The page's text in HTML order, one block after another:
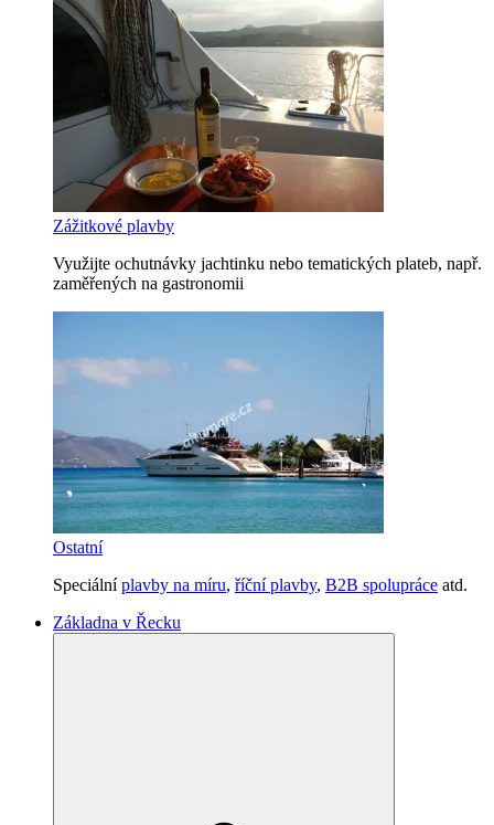
Zážitkové plavby
Využijte ochutnávky jachtinku nebo tematických plateb, např.
zaměřených na gastronomii
Ostatní
Speciálníplavby na míru, říční plavby, B2B spolupráce atd.
Základna v Řecku